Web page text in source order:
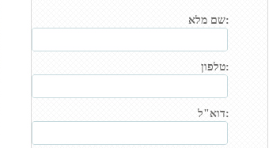
שם מלא:
טלפון:
דוא"ל: